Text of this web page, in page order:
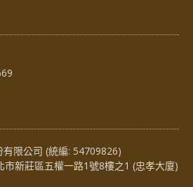
限公司 (統編: 54709826)
新莊區五權一路1號8樓之1 (忠孝大廈)